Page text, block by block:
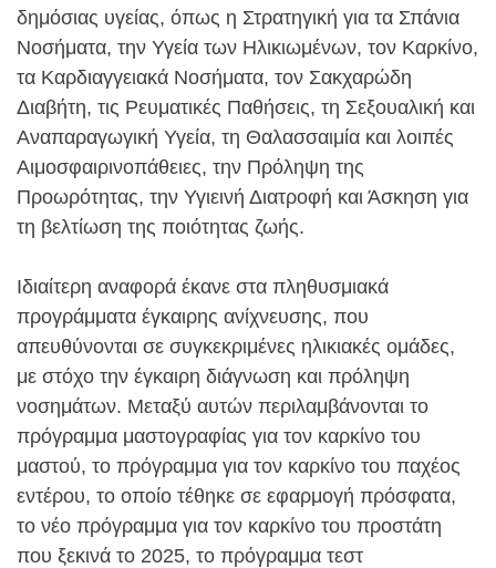
δημόσιας υγείας, όπως η Στρατηγική για τα Σπάνια
Νοσήματα, την Υγεία των Ηλικιωμένων, τον Καρκίνο,
τα Καρδιαγγειακά Νοσήματα, τον Σακχαρώδη
Διαβήτη, τις Ρευματικές Παθήσεις, τη Σεξουαλική και
Αναπαραγωγική Υγεία, τη Θαλασσαιμία και λοιπές
Αιμοσφαιρινοπάθειες, την Πρόληψη της
Προωρότητας, την Υγιεινή Διατροφή και Άσκηση για
τη βελτίωση της ποιότητας ζωής.
Ιδιαίτερη αναφορά έκανε στα πληθυσμιακά
προγράμματα έγκαιρης ανίχνευσης, που
απευθύνονται σε συγκεκριμένες ηλικιακές ομάδες,
με στόχο την έγκαιρη διάγνωση και πρόληψη
νοσημάτων. Μεταξύ αυτών περιλαμβάνονται το
πρόγραμμα μαστογραφίας για τον καρκίνο του
μαστού, το πρόγραμμα για τον καρκίνο του παχέος
εντέρου, το οποίο τέθηκε σε εφαρμογή πρόσφατα,
το νέο πρόγραμμα για τον καρκίνο του προστάτη
που ξεκινά το 2025, το πρόγραμμα τεστ